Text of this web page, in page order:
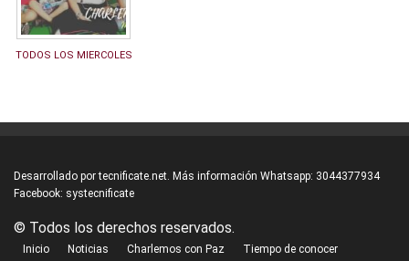
TODOS LOS MIERCOLES
Desarrollado portecnificate.net. Más información Whatsapp: 3044377934
Facebook: systecnificate
© Todos los derechos reservados.
Inicio Noticias Charlemos con Paz
Tiempo de conocer